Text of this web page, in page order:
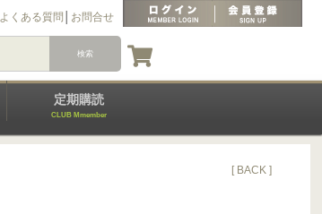
よくある質問 お問合せ
定期購読
CLUB Mmember
[ BACK ]